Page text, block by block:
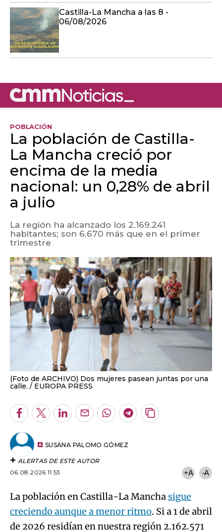
Castilla-La Mancha a las 8 -
06/08/2026
POBLACIÓN
La población de Castilla-
La Mancha creció por
encima de la media
nacional: un 0,28% de abril
a julio
La región ha alcanzado los 2.169.241
habitantes; son 6.670 más que en el primer
trimestre
(Foto de ARCHIVO) Dos mujeres pasean juntas por una
calle.
EUROPA PRESS
Facebook
TwitterLinkedInEnviarWhatsapp
Telegram
Copiar
SUSANA PALOMO GÓMEZ
ALERTAS DE ESTE AUTOR
06.08.2026 11:53
+A -A
La población en Castilla-La Mancha sigue
creciendo aunque a menor ritmo. Si a 1 de abril
de 2026 residían en nuestra región 2.162.571